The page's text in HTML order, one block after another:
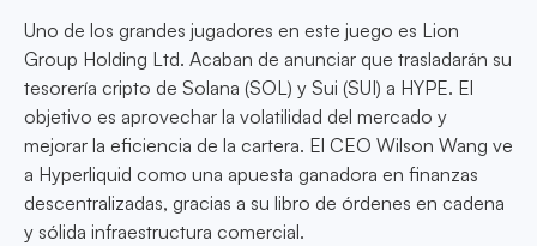
Uno de los grandes jugadores en este juego es Lion
Group Holding Ltd. Acaban de anunciar que trasladarán su
tesorería cripto de Solana (SOL) y Sui (SUI) a HYPE. El
objetivo es aprovechar la volatilidad del mercado y
mejorar la eficiencia de la cartera. El CEO Wilson Wang ve
a Hyperliquid como una apuesta ganadora en finanzas
descentralizadas, gracias a su libro de órdenes en cadena
y sólida infraestructura comercial.